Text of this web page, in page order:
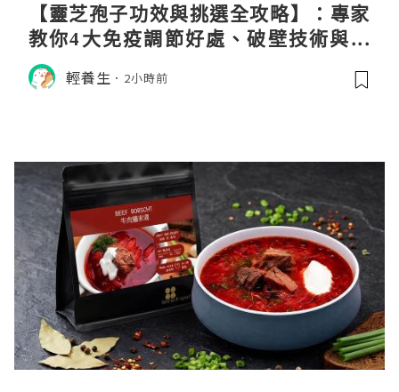
【靈芝孢子功效與挑選全攻略】：專家
教你4大免疫調節好處、破壁技術與挑
選秘訣
輕養生 2小時前